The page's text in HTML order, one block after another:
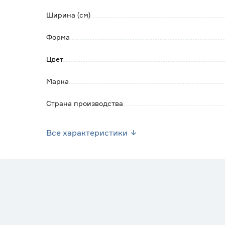
Обратите внимание:
одной стороне, поэтому изделие оснащено
Ширина (см)
Форма
Цвет
Марка
Страна производства
Все характеристики